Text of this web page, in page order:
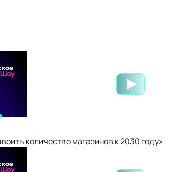
количество магазинов к 2030 году»